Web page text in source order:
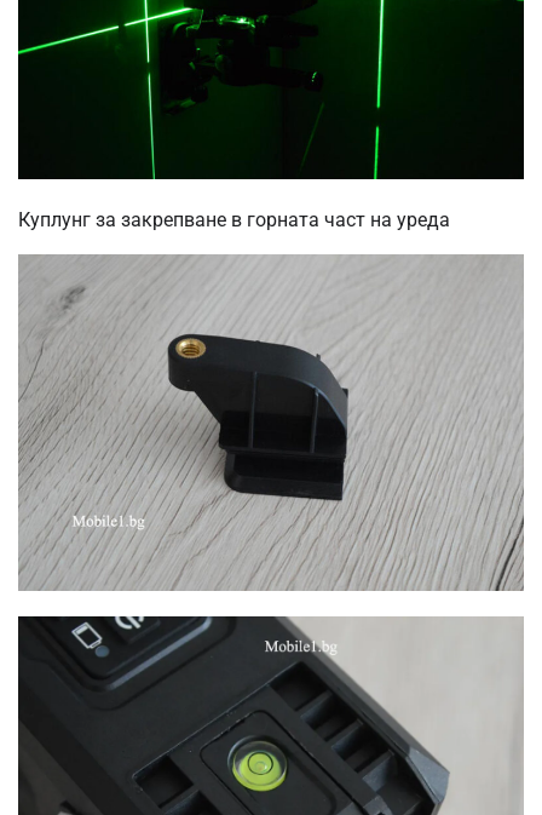
Куплунг за закрепване в горната част на уреда